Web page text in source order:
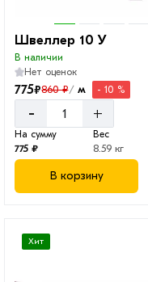
Швеллер 10 У
В наличии
Нет оценок
775₽860 ₽/ м - 10 %
- +
На сумму
775 ₽
Вес
8.59 кг
В корзину
Хит